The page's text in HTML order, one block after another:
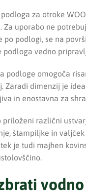
za otroke
Za uporabo ne
po podlogi, se na
podloga vedno
podloge omogoča
Zaradi dimenzij je
in enostavna za
priloženi različni
štampiljke in
je tudi majhen